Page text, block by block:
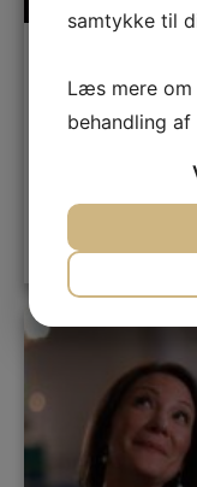
Gaza,Humor,
LÆS MERE
samtykke til
Læs mere
behandling